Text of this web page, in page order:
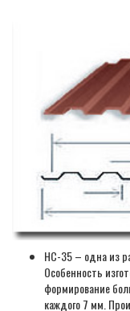
НС-35 – одна из
Особенность
формирование
каждого 7 мм.